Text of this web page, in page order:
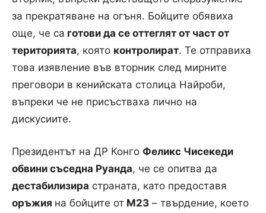
за прекратяване на огъня. Бойците обявиха
още, че са готови да се оттеглят от част от
територията, която контролират. Те отправиха
това изявление във вторник след мирните
преговори в кенийската столица Найроби,
въпреки че не присъстваха лично на
дискусиите.
Президентът на ДР Конго Феликс Чисекеди
обвини съседна Руанда, че се опитва да
дестабилизира страната, като предоставя
оръжия на бойците от М23 – твърдение, което